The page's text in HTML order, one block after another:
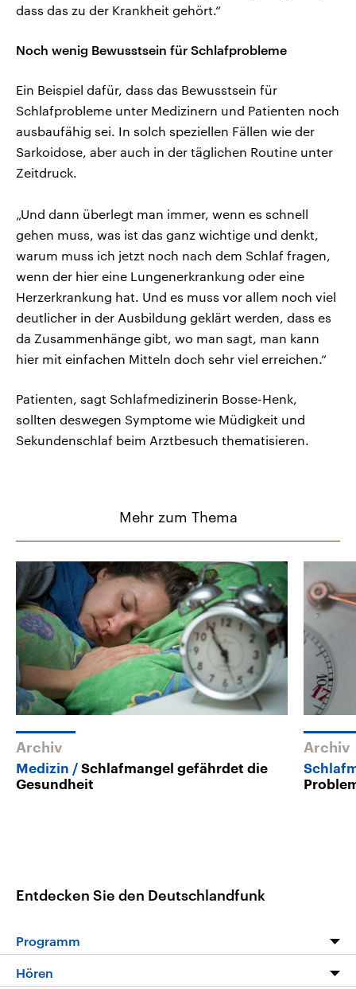
dass das zu der Krankheit gehört.“
Noch wenig Bewusstsein für Schlafprobleme
Ein Beispiel dafür, dass das Bewusstsein für
Schlafprobleme unter Medizinern und Patienten noch
ausbaufähig sei. In solch speziellen Fällen wie der
Sarkoidose, aber auch in der täglichen Routine unter
Zeitdruck.
„Und dann überlegt man immer, wenn es schnell
gehen muss, was ist das ganz wichtige und denkt,
warum muss ich jetzt noch nach dem Schlaf fragen,
wenn der hier eine Lungenerkrankung oder eine
Herzerkrankung hat. Und es muss vor allem noch viel
deutlicher in der Ausbildung geklärt werden, dass es
da Zusammenhänge gibt, wo man sagt, man kann
hier mit einfachen Mitteln doch sehr viel erreichen.“
Patienten, sagt Schlafmedizinerin Bosse-Henk,
sollten deswegen Symptome wie Müdigkeit und
Sekundenschlaf beim Arztbesuch thematisieren.
Mehr zum Thema
Archiv
Medizin
Schlafmangel gefährdet die
Gesundheit
Archiv
Entdecken Sie den Deutschlandfunk
Programm
Programm
Hören